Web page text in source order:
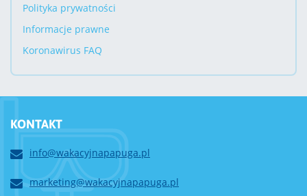
Polityka prywatności
Informacje prawne
Koronawirus FAQ
KONTAKT
info@wakacyjnapapuga.pl
marketing@wakacyjnapapuga.pl